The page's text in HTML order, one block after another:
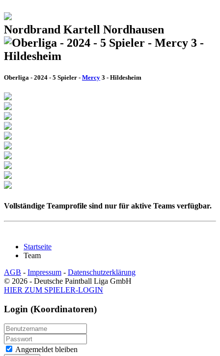
Nordbrand Kartell Nordhausen
Oberliga - 2024 - 5 Spieler - Mercy 3 - Hildesheim
Vollständige Teamprofile sind nur für aktive Teams verfügbar.
Startseite
Team
AGB - Impressum - Datenschutzerklärung
© 2026 - Deutsche Paintball Liga GmbH
HIER ZUM SPIELER-LOGIN
Login (Koordinatoren)
Angemeldet bleiben